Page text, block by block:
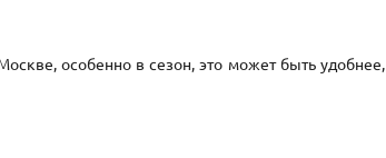
особенно в сезон, это может быть удобнее,